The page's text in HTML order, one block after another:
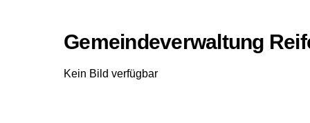
Gemeindeverwaltung
Kein Bild verfügbar